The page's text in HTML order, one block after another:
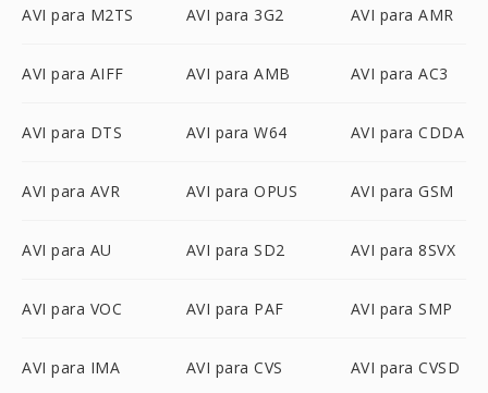
AVI para M2TS AVI para 3G2 AVI para AMR
AVI para AIFF AVI para AMB AVI para AC3
AVI para DTS AVI para W64 AVI para CDDA
AVI para AVR AVI para OPUS AVI para GSM
AVI para AU AVI para SD2 AVI para 8SVX
AVI para VOC AVI para PAF AVI para SMP
AVI para IMA AVI para CVS AVI para CVSD